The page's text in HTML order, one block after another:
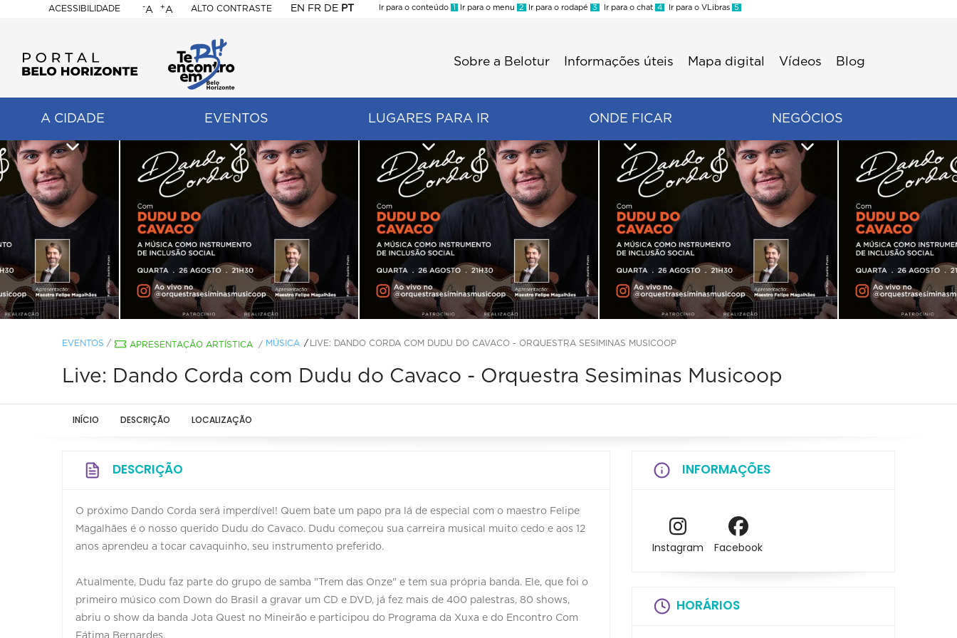
ACESSIBILIDADE
BELO
HORIZONTE
-A +A ALTO CONTRASTE EN FR DE PT
Ir para o conteúdo 1 Ir para o menu 2 Ir para o rodapé 3 Ir para o chat 4 Ir para o VLibras 5
Sobre a Belotur Informações úteis Mapa digital Vídeos Blog
A CIDADE EVENTOS LUGARES PARA IR ONDE FICAR NEGÓCIOS
EVENTOS / APRESENTAÇÃO ARTÍSTICA / MÚSICA LIVE: DANDO CORDA COM DUDU DO CAVACO - ORQUESTRA SESIMINAS MUSICOOP
Live: Dando Corda com Dudu do Cavaco - Orquestra Sesiminas Musicoop
INÍCIO DESCRIÇÃO LOCALIZAÇÃO
DESCRIÇÃO
O próximo Dando Corda será imperdível! Quem bate um papo pra lá de especial com o maestro Felipe
Magalhães é o nosso querido Dudu do Cavaco. Dudu começou sua carreira musical muito cedo e aos 12
anos aprendeu a tocar cavaquinho, seu instrumento preferido.
Atualmente, Dudu faz parte do grupo de samba "Trem das Onze" e tem sua própria banda. Ele, que foi o
primeiro músico com Down do Brasil a gravar um CD e DVD, já fez mais de 400 palestras, 80 shows,
abriu o show da banda Jota Quest no Mineirão e participou do Programa da Xuxa e do Encontro Com
Fátima Bernardes.
INFORMAÇÕES
Instagram Facebook
HORÁRIOS